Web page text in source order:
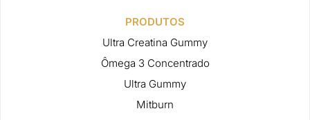
PRODUTOS
Ultra Creatina Gummy
Ômega 3 Concentrado
Ultra Gummy
Mitburn